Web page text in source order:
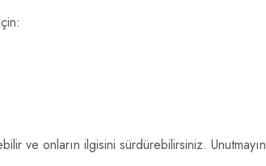
ve onların ilgisini sürdürebilirsiniz.